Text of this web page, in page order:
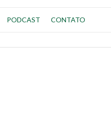
PODCAST CONTATO